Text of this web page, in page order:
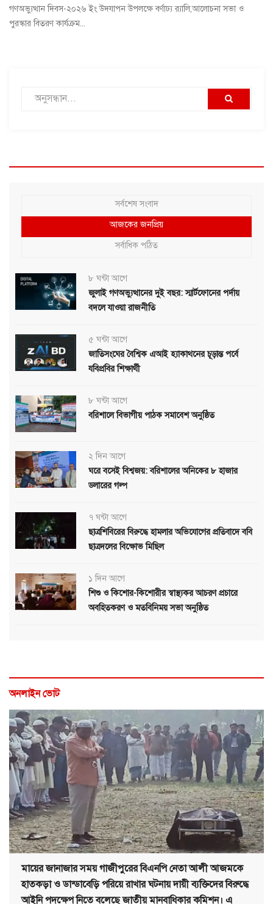
গণঅভ্যুত্থান দিবস-২০২৬ ইং উদযাপন উপলক্ষে বর্ণাঢ্য র‍্যালি,আলোচনা সভা ও
পুরস্কার বিতরণ কার্যক্রম...
সর্বশেষ সংবাদ
আজকের জনপ্রিয়
সর্বাধিক পঠিত
৮ ঘন্টা আগে
জুলাই গণঅভ্যুত্থানের দুই বছর: স্মার্টফোনের পর্দায়
বদলে যাওয়া রাজনীতি
৫ ঘন্টা আগে
জাতিসংঘের বৈশ্বিক এআই হ্যাকাথনের চূড়ান্ত পর্বে
যবিপ্রবির শিক্ষার্থী
৮ ঘন্টা আগে
বরিশালে বিভাগীয় পাঠক সমাবেশ অনুষ্ঠিত
২ দিন আগে
ঘরে বসেই বিশ্বজয়: বরিশালের অনিকের ৮ হাজার
ডলারের গল্প
৭ ঘন্টা আগে
ছাত্রশিবিরের বিরুদ্ধে হামলার অভিযোগের প্রতিবাদে ববি
ছাত্রদলের বিক্ষোভ মিছিল
১ দিন আগে
শিশু ও কিশোর-কিশোরীর স্বাস্থ্যকর আচরণ প্রচারে
অবহিতকরণ ও মতবিনিময় সভা অনুষ্ঠিত
অনলাইন ভোট
মায়ের জানাজার সময় গাজীপুরের বিএনপি নেতা আলী আজমকে
হাতকড়া ও ডান্ডাবেড়ি পরিয়ে রাখার ঘটনায় দায়ী ব্যক্তিদের বিরুদ্ধে
আইনি পদক্ষেপ নিতে বলেছে জাতীয় মানবাধিকার কমিশন। এ